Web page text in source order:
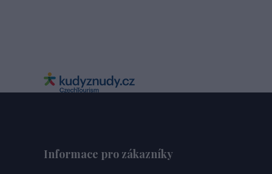
Informace pro zákazníky